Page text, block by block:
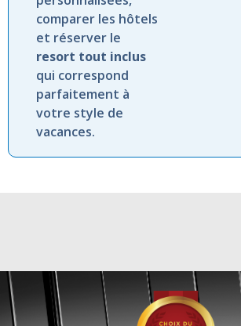
comparer les hôtels
et réserver le
resort tout inclus
qui correspond
parfaitement à
votre style de
vacances.